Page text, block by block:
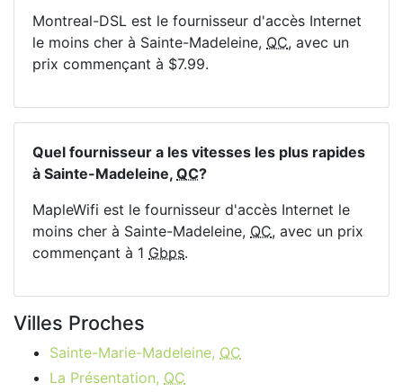
Montreal-DSL est le fournisseur d'accès Internet
le moins cher à Sainte-Madeleine, QC, avec un
prix commençant à $7.99.
Quel fournisseur a les vitesses les plus rapides
à Sainte-Madeleine, QC?
MapleWifi est le fournisseur d'accès Internet le
moins cher à Sainte-Madeleine, QC, avec un prix
commençant à 1 Gbps.
Villes Proches
Sainte-Marie-Madeleine, QC
La Présentation, QC